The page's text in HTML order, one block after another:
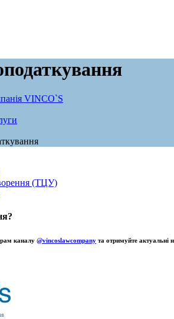
VINCO`S
(ТЦУ)
каналу @vincoslawcompany та отримуйте актуальні